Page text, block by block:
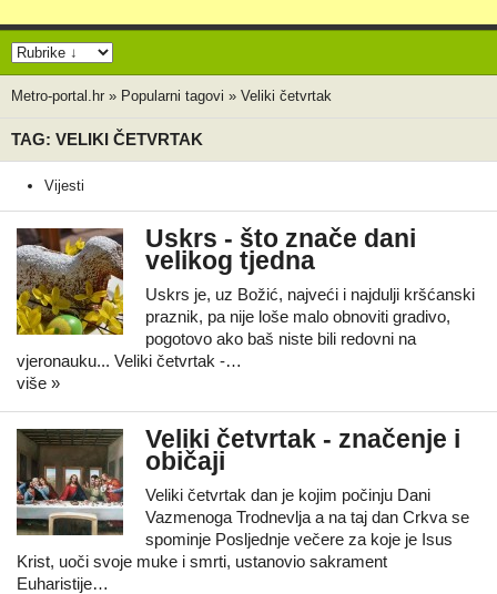
Metro-portal.hr » Popularni tagovi » Veliki četvrtak
TAG: VELIKI ČETVRTAK
Vijesti
Uskrs - što znače dani
velikog tjedna
Uskrs je, uz Božić, najveći i najdulji kršćanski
praznik, pa nije loše malo obnoviti gradivo,
pogotovo ako baš niste bili redovni na
vjeronauku... Veliki četvrtak -…
više »
Veliki četvrtak - značenje i
običaji
Veliki četvrtak dan je kojim počinju Dani
Vazmenoga Trodnevlja a na taj dan Crkva se
spominje Posljednje večere za koje je Isus
Krist, uoči svoje muke i smrti, ustanovio sakrament
Euharistije…